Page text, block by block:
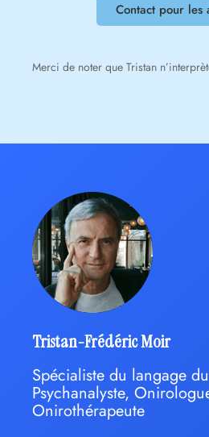
Contact pour les
Merci de noter que Tristan
Tristan-Frédéric Moir
Spécialiste du langage
Psychanalyste,
Onirothérapeute